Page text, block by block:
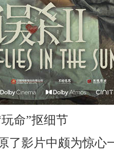
玩命”抠细节
了影片中颇为惊心